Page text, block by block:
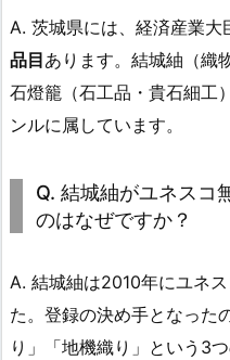
A. 茨城県には、経済産業
品目あります。結城紬（織
石燈籠（石工品・貴石細工
ンルに属しています。
Q. 結城紬がユネスコ
のはなぜですか？
A. 結城紬は2010年にユネ
た。登録の決め手となった
り」「地機織り」という3